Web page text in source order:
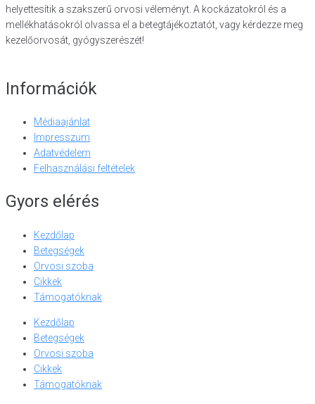
helyettesítik a szakszerű orvosi véleményt. A kockázatokról és a
mellékhatásokról olvassa el a betegtájékoztatót, vagy kérdezze meg
kezelőorvosát, gyógyszerészét!
Információk
Médiaajánlat
Impresszum
Adatvédelem
Felhasználási feltételek
Gyors elérés
Kezdőlap
Betegségek
Orvosi szoba
Cikkek
Támogatóknak
Kezdőlap
Betegségek
Orvosi szoba
Cikkek
Támogatóknak